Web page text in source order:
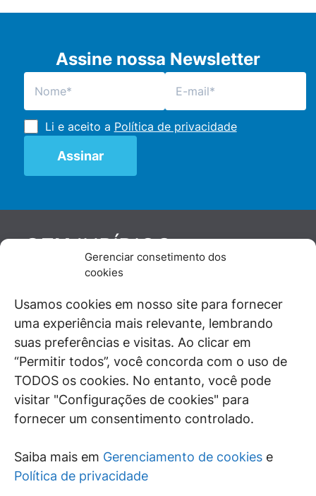
Gerenciar consetimento dos
cookies
Usamos cookies em nosso site para fornecer
uma experiência mais relevante, lembrando
suas preferências e visitas. Ao clicar em
“Permitir todos”, você concorda com o uso de
TODOS os cookies. No entanto, você pode
visitar "Configurações de cookies" para
fornecer um consentimento controlado.
Saiba mais em Gerenciamento de cookies e
Política de privacidade
Assine nossa Newsletter
Li e aceito a Política de privacidade
GENJURÍDICO
De maneira independente, os autores e
juristas e doutrinadores nacionais, se posicionam
diante de questões relevantes do cotidiano e
universo jurídico.
SIGA